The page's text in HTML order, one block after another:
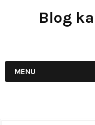
Blog
MENU